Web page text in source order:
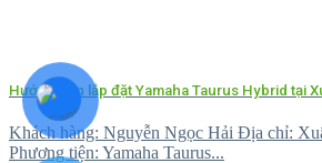
Hướng dẫn lắp đặt Yamaha Taurus Hybrid tại
Khách hàng: Nguyễn Ngọc Hải Địa chỉ:
Phương tiện: Yamaha Taurus...